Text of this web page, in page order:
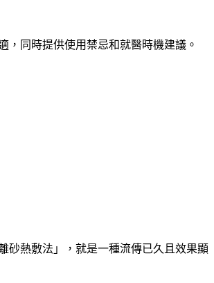
同時提供使用禁忌和就醫時機建議。
砂熱敷法」，就是一種流傳已久且效果顯